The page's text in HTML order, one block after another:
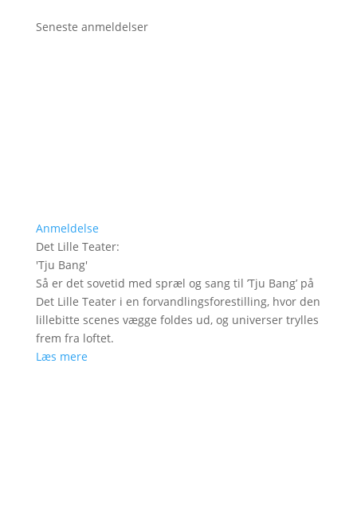
Seneste anmeldelser
Anmeldelse
Det Lille Teater:
'Tju Bang'
Så er det sovetid med spræl og sang til ’Tju Bang’ på
Det Lille Teater i en forvandlingsforestilling, hvor den
lillebitte scenes vægge foldes ud, og universer trylles
frem fra loftet.
Læs mere